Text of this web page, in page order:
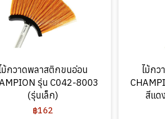
ม้กวาดพลาสติกขนอ่อน
รุ่น C042-8003
(รุ่นเล็ก)
฿162
ไม้ก
สีแด